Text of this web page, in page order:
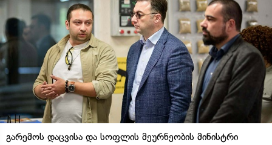
გარემოს დაცვისა და სოფლის მეურნეობის მინისტრი